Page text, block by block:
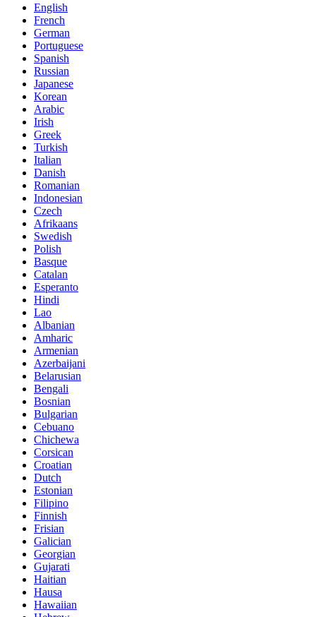
English
French
German
Portuguese
Spanish
Russian
Japanese
Korean
Arabic
Irish
Greek
Turkish
Italian
Danish
Romanian
Indonesian
Czech
Afrikaans
Swedish
Polish
Basque
Catalan
Esperanto
Hindi
Lao
Albanian
Amharic
Armenian
Azerbaijani
Belarusian
Bengali
Bosnian
Bulgarian
Cebuano
Chichewa
Corsican
Croatian
Dutch
Estonian
Filipino
Finnish
Frisian
Galician
Georgian
Gujarati
Haitian
Hausa
Hawaiian